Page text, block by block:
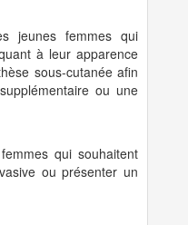
jeunes femmes qui
à leur apparence
sous-cutanée afin
ou une
qui souhaitent
ou présenter un